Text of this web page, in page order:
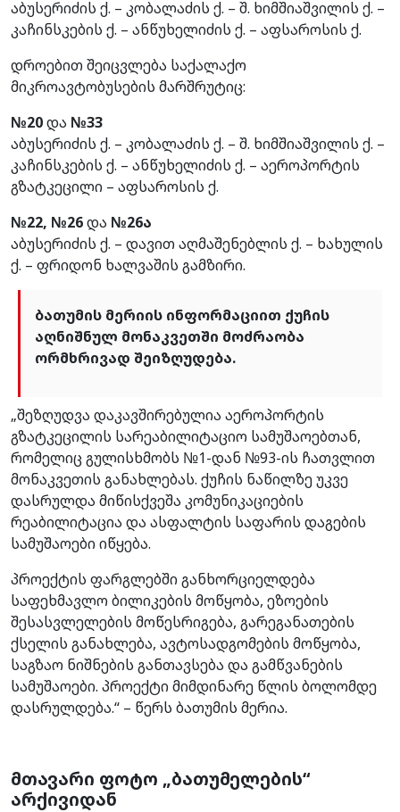
აბუსერიძის ქ. – კობალაძის ქ. – შ. ხიმშიაშვილის ქ. –
კაჩინსკების ქ. – ანწუხელიძის ქ. – აფსაროსის ქ.
დროებით შეიცვლება საქალაქო
მიკროავტობუსების მარშრუტიც:
№20და №33
აბუსერიძის ქ. – კობალაძის ქ. – შ. ხიმშიაშვილის ქ. –
კაჩინსკების ქ. – ანწუხელიძის ქ. – აეროპორტის
გზატკეცილი – აფსაროსის ქ.
№22, №26და №26ა
აბუსერიძის ქ. – დავით აღმაშენებლის ქ. – ხახულის
ქ. – ფრიდონ ხალვაშის გამზირი.
ბათუმის მერიის ინფორმაციით ქუჩის
აღნიშნულ მონაკვეთში მოძრაობა
ორმხრივად შეიზღუდება.
„შეზღუდვა დაკავშირებულია აეროპორტის
გზატკეცილის სარეაბილიტაციო სამუშაოებთან,
რომელიც გულისხმობს №1-დან №93-ის ჩათვლით
მონაკვეთის განახლებას. ქუჩის ნაწილზე უკვე
დასრულდა მიწისქვეშა კომუნიკაციების
რეაბილიტაცია და ასფალტის საფარის დაგების
სამუშაოები იწყება.
პროექტის ფარგლებში განხორციელდება
საფეხმავლო ბილიკების მოწყობა, ეზოების
შესასვლელების მოწესრიგება, გარეგანათების
ქსელის განახლება, ავტოსადგომების მოწყობა,
საგზაო ნიშნების განთავსება და გამწვანების
სამუშაოები. პროექტი მიმდინარე წლის ბოლომდე
დასრულდება.“ – წერს ბათუმის მერია.
მთავარი ფოტო „ბათუმელების“
არქივიდან